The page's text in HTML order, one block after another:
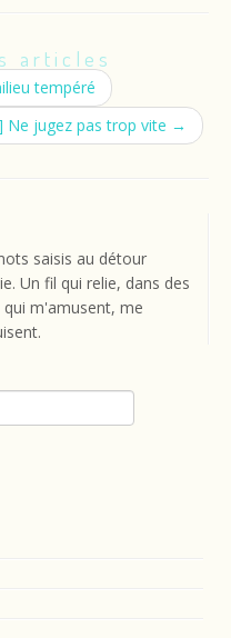
articles
tempéré
Ne jugez pas trop vite →
saisis au détour
Un fil qui relie, dans des
m'amusent, me